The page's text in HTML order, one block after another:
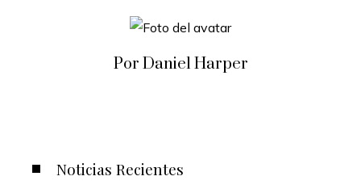
Por Daniel Harper
Noticias Recientes